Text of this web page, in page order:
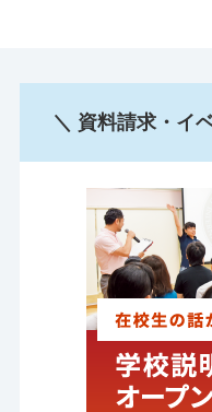
＼ 資料請求・イ